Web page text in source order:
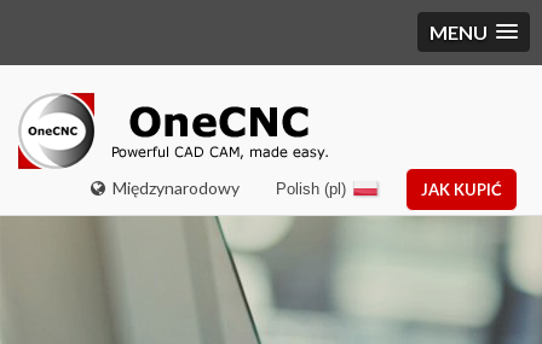
MENU
Międzynarodowy JAK KUPIĆ
Polish (pl)